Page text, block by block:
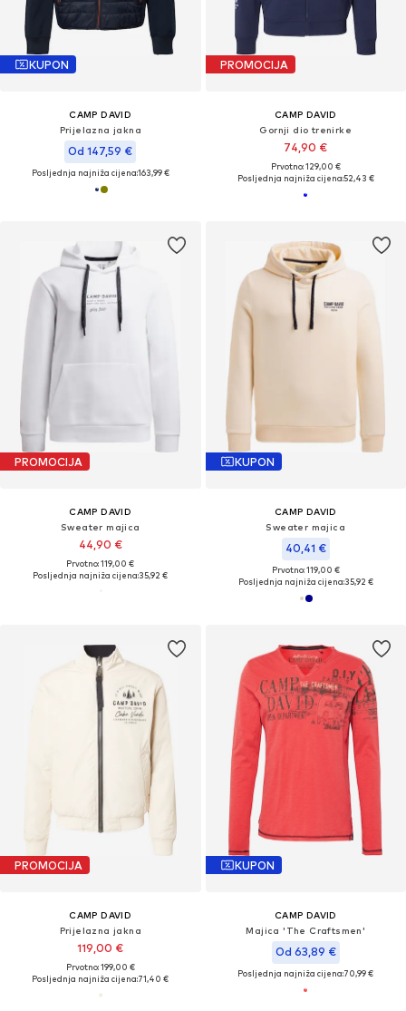
KUPON
CAMP DAVID
Prijelazna jakna
Od 147,59 €
Posljednja najniža cijena:163,99 €
PROMOCIJA
CAMP DAVID
Gornji dio trenirke
74,90 €
Prvotno: 129,00 €
Posljednja najniža cijena:52,43 €
PROMOCIJA
CAMP DAVID
Sweater majica
44,90 €
Prvotno: 119,00 €
Posljednja najniža cijena:35,92 €
KUPON
CAMP DAVID
Sweater majica
40,41 €
Prvotno: 119,00 €
Posljednja najniža cijena:35,92 €
PROMOCIJA
CAMP DAVID
Prijelazna jakna
119,00 €
Prvotno: 199,00 €
Posljednja najniža cijena:71,40 €
KUPON
CAMP DAVID
Majica 'The Craftsmen'
Od 63,89 €
Posljednja najniža cijena:70,99 €